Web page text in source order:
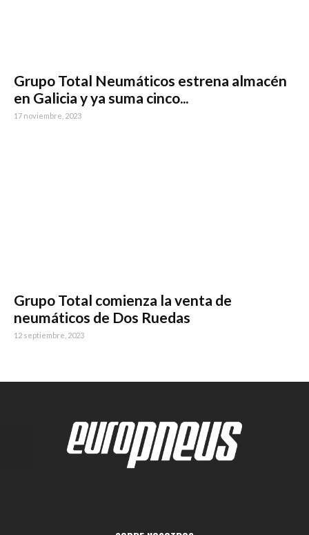
Grupo Total Neumáticos estrena almacén
en Galicia y ya suma cinco...
17 noviembre, 2023
Grupo Total comienza la venta de
neumáticos de Dos Ruedas
12 septiembre, 2023